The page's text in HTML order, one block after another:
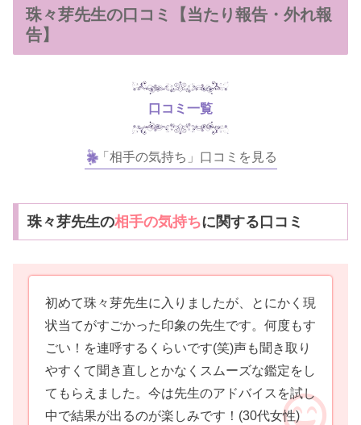
珠々芽先生の口コミ【当たり報告・外れ報
告】
口コミ一覧
「相手の気持ち」口コミを見る
珠々芽先生の相手の気持ちに関する口コミ
初めて珠々芽先生に入りましたが、とにかく現
状当てがすごかった印象の先生です。何度もす
ごい！を連呼するくらいです(笑)声も聞き取り
やすくて聞き直しとかなくスムーズな鑑定をし
てもらえました。今は先生のアドバイスを試し
中で結果が出るのが楽しみです！ (30代女性)